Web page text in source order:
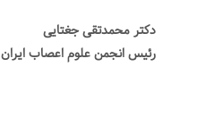
دکتر محمدتقی جغتایی
رئیس انجمن علوم اعصاب ایران